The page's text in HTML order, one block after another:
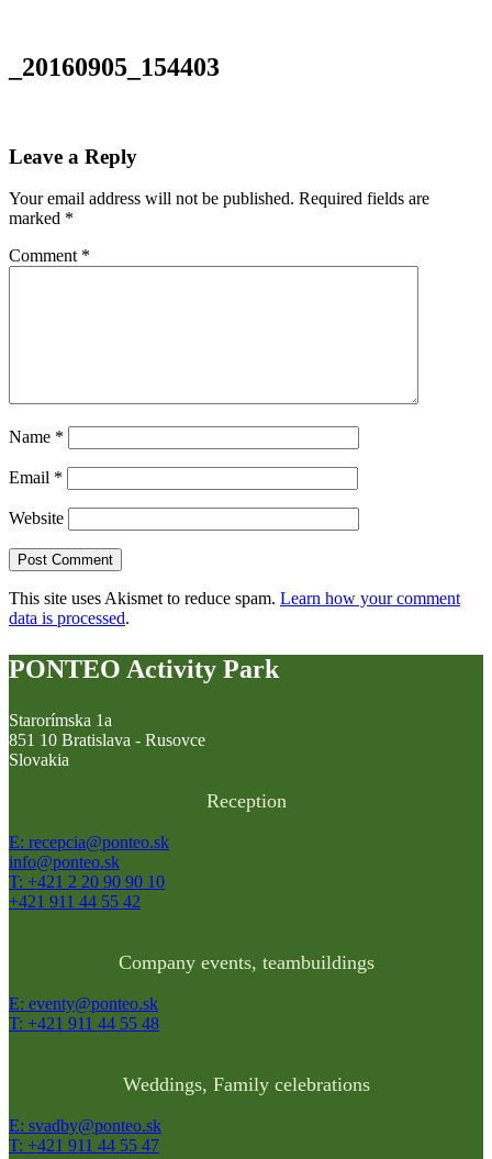
_20160905_154403
Leave a Reply
Your email address will not be published. Required fields are
marked *
Comment *
Name *
Email *
Website
This site uses Akismet to reduce spam. Learn how your comment
data is processed.
PONTEO Activity Park
Starorímska 1a
851 10 Bratislava - Rusovce
Slovakia
Reception
E: recepcia@ponteo.sk
info@ponteo.sk
T: +421 2 20 90 90 10
+421 911 44 55 42
Company events, teambuildings
E: eventy@ponteo.sk
T: +421 911 44 55 48
Weddings, Family celebrations
E: svadby@ponteo.sk
T: +421 911 44 55 47